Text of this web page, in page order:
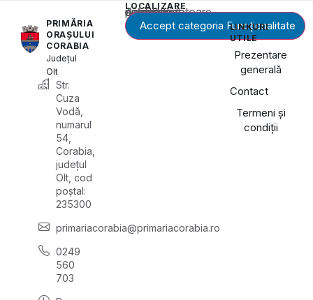
PRIMĂRIA
ORAȘULUI
CORABIA
Județul
Olt
Str.
Cuza
Vodă,
numarul
54,
Corabia,
județul
Olt, cod
poștal:
235300
primariacorabia@primariacorabia.ro
0249
560
703
LOCALIZARE
Acest conținut este blocat până când acceptați categoria corespunzătoare de cookie-uri.
Accept categoria Funcționalitate
LINKURI
UTILE
Prezentare
generală
Contact
Termeni și
condiții